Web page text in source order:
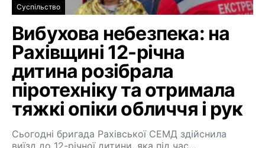
Суспільство
Вибухова небезпека: на
Рахівщині 12-річна
дитина розібрала
піротехніку та отримала
тяжкі опіки обличчя і рук
Сьогодні бригада Рахівської СЕМД здійснила
виїзд до 12-річної дитини, яка під час…